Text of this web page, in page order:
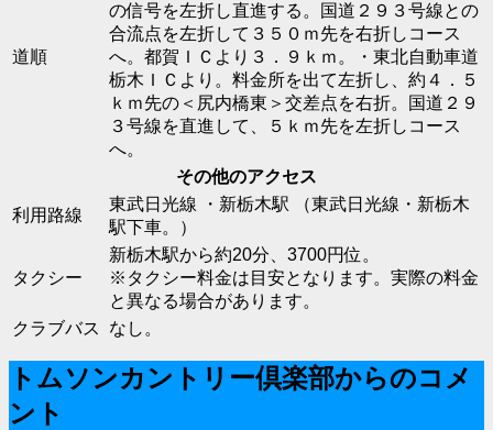
道順
の信号を左折し直進する。国道２９３号線との
合流点を左折して３５０ｍ先を右折しコース
へ。都賀ＩＣより３．９ｋｍ。・東北自動車道
栃木ＩＣより。料金所を出て左折し、約４．５
ｋｍ先の＜尻内橋東＞交差点を右折。国道２９
３号線を直進して、５ｋｍ先を左折しコース
へ。
その他のアクセス
利用路線
東武日光線 ・新栃木駅 （東武日光線・新栃木
駅下車。）
タクシー
新栃木駅から約20分、3700円位。
※タクシー料金は目安となります。実際の料金
と異なる場合があります。
クラブバス
なし。
トムソンカントリー倶楽部からのコメ
ント